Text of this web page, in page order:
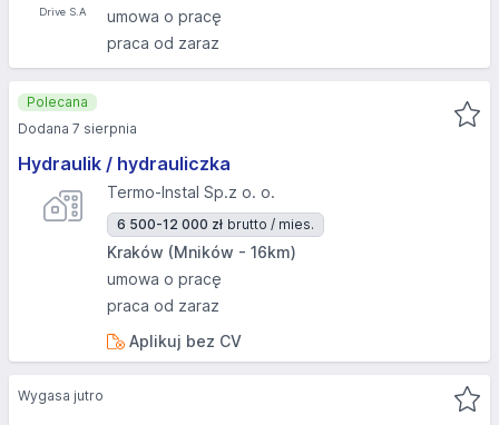
umowa o pracę
praca od zaraz
Hydraulik / hydrauliczka
Termo-Instal Sp.z o. o.
6 500-12 000 zł brutto / mies.
Kraków (Mników - 16km)
umowa o pracę
praca od zaraz
Aplikuj bez CV
Polecana
Dodana 7 sierpnia
Wygasa jutro